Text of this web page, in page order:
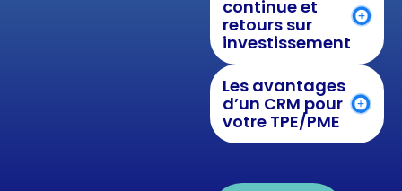
continue et
retours sur
investissement
Les avantages
d’un CRM pour
votre TPE/PME